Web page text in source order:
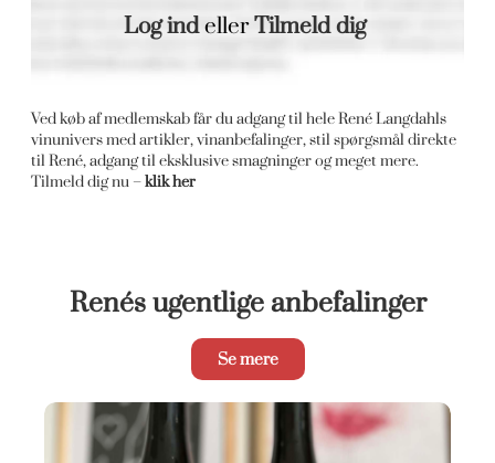
Log indellerTilmeld dig
Ved køb af medlemskab får du adgang til hele René Langdahls
vinunivers med artikler, vinanbefalinger, stil spørgsmål direkte
til René, adgang til eksklusive smagninger og meget mere.
Tilmeld dig nu –klik her
Renés ugentlige anbefalinger
Se mere